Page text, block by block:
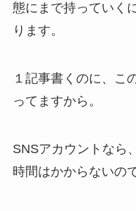
態にまで持っていく
ります。
１記事書くのに、こ
ってますから。
SNSアカウントなら
時間はかからないの